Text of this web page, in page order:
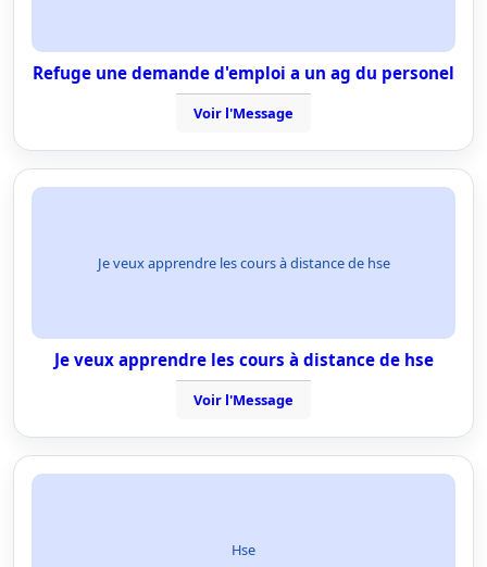
Refuge une demande d'emploi a un ag du personel
Voir l'Message
Je veux apprendre les cours à distance de hse
Je veux apprendre les cours à distance de hse
Voir l'Message
Hse